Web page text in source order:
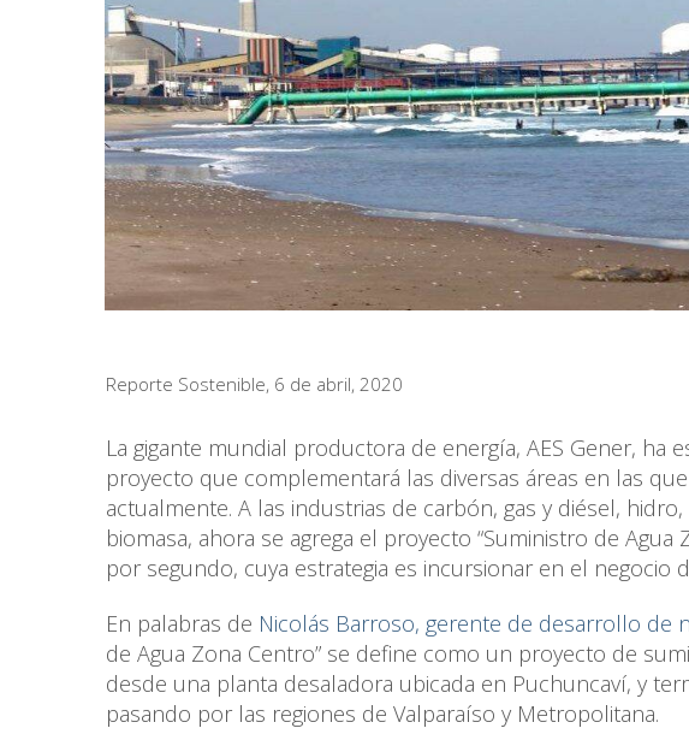
Reporte Sostenible, 6 de abril, 2020
La gigante mundial productora de energía, AES Gener, ha
proyecto que complementará las diversas áreas en las
actualmente. A las industrias de carbón, gas y diésel,
biomasa, ahora se agrega el proyecto “Suministro de Agua
por segundo, cuya estrategia es incursionar en el negocio
En palabras de Nicolás Barroso, gerente de desarrollo de
de Agua Zona Centro” se define como un proyecto de
desde una planta desaladora ubicada en Puchuncaví, y
pasando por las regiones de Valparaíso y Metropolitana.